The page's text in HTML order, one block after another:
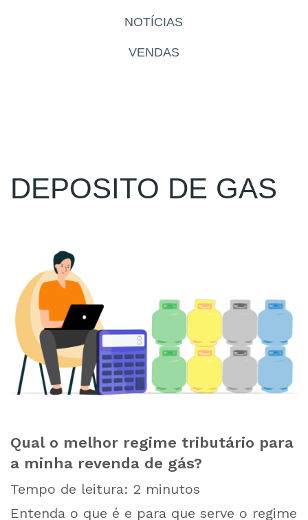
NOTÍCIAS
VENDAS
DEPOSITO DE GAS
Qual o melhor regime tributário para
a minha revenda de gás?
Tempo de leitura: 2 minutos
Entenda o que é e para que serve o regime